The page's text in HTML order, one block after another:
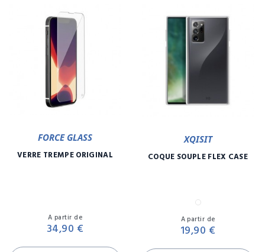
FORCE GLASS
VERRE TREMPÉ ORIGINAL
A partir de
34,90 €
XQISIT
COQUE SOUPLE FLEX CASE
Transparent
A partir de
19,90 €